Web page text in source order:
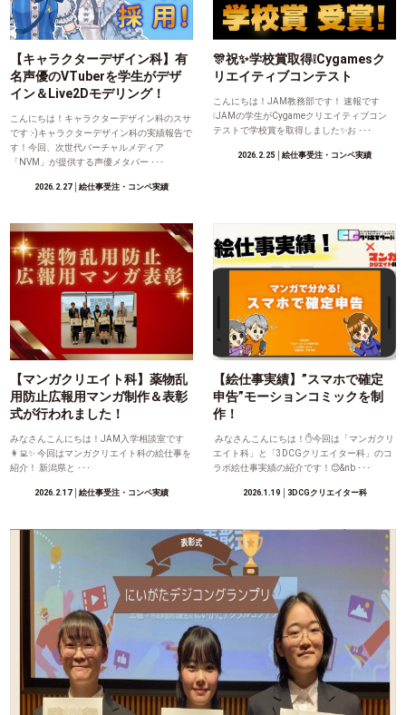
【キャラクターデザイン科】有
名声優のVTuberを学生がデザ
イン＆Live2Dモデリング！
こんにちは！キャラクターデザイン科のスサ
です :-)キャラクターデザイン科の実績報告で
す！今回、次世代バーチャルメディア
「NVM」が提供する声優メタバー ･･･
2026.2.27│絵仕事受注・コンペ実績
🎊祝✨学校賞取得❕Cygamesク
リエイティブコンテスト
こんにちは！JAM教務部です！ 速報です
❕JAMの学生がCygameクリエイティブコン
テストで学校賞を取得しました✨お ･･･
2026.2.25 │絵仕事受注・コンペ実績
【マンガクリエイト科】薬物乱
用防止広報用マンガ制作＆表彰
式が行われました！
みなさんこんにちは！JAM入学相談室です
👩‍💻✨ 今回はマンガクリエイト科の絵仕事を
紹介！ 新潟県と ･･･
2026.2.17│絵仕事受注・コンペ実績
【絵仕事実績】”スマホで確定
申告”モーションコミックを制
作！
みなさんこんにちは！✋今回は「マンガクリ
エイト科」と「3DCGクリエイター科」のコ
ラボ絵仕事実績の紹介です！😊&nb ･･･
2026.1.19│3DCGクリエイター科